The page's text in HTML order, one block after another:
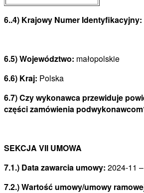
6..4) Krajowy Numer Identyfikacyjny:
6.5) Województwo: małopolskie
6.6) Kraj: Polska
6.7) Czy wykonawca przewiduje
części zamówienia
SEKCJA VII UMOWA
7.1.) Data zawarcia umowy: 2024-11
7.2.) Wartość umowy/umowy